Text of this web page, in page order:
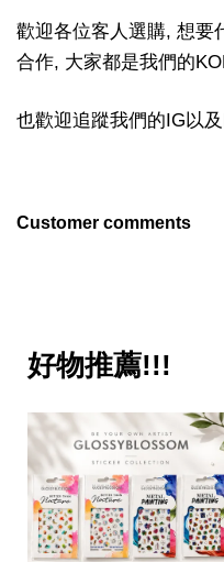
歡迎各位客人選購, 想要
合作, 大家都是我們的
也歡迎追蹤我們的IG以
Customer comments
好物推薦!!!